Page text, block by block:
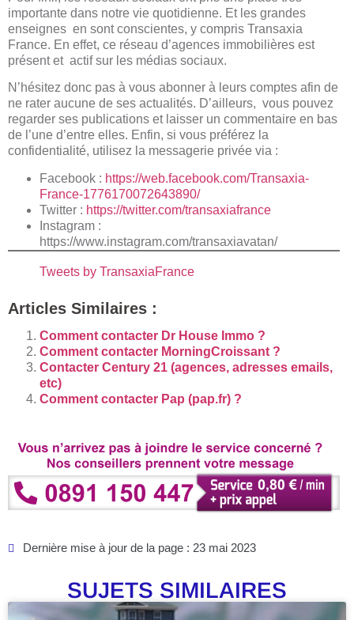
importante dans notre vie quotidienne. Et les grandes
enseignes en sont conscientes, y compris Transaxia
France. En effet, ce réseau d’agences immobilières est
présent et actif sur les médias sociaux.
N’hésitez donc pas à vous abonner à leurs comptes afin de
ne rater aucune de ses actualités. D’ailleurs, vous pouvez
regarder ses publications et laisser un commentaire en bas
de l’une d’entre elles. Enfin, si vous préférez la
confidentialité, utilisez la messagerie privée via :
Facebook : https://web.facebook.com/Transaxia-
France-1776170072643890/
Twitter : https://twitter.com/transaxiafrance
Instagram :
https://www.instagram.com/transaxiavatan/
Tweets by TransaxiaFrance
Articles Similaires :
Comment contacter Dr House Immo ?
Comment contacter MorningCroissant ?
Contacter Century 21 (agences, adresses emails,
etc)
Comment contacter Pap (pap.fr) ?
Dernière mise à jour de la page : 23 mai 2023
SUJETS SIMILAIRES